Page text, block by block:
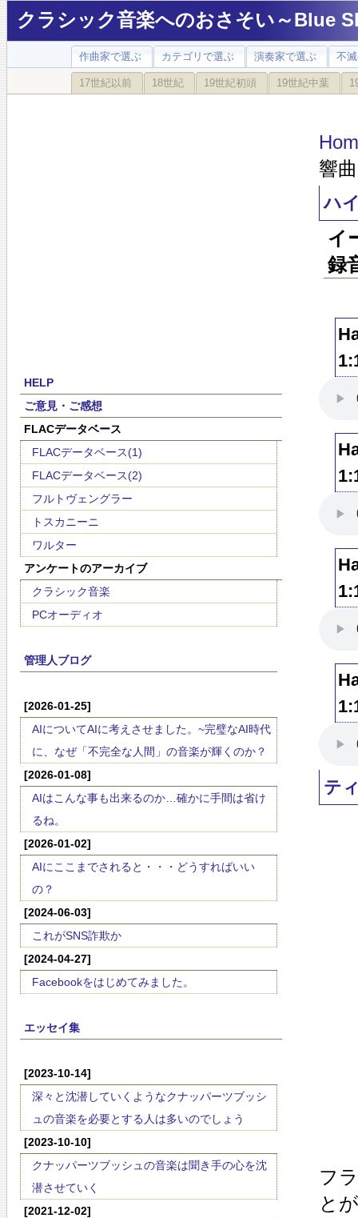
クラシック音楽へのおさそい～Blue
作曲家で選ぶ カテゴリで選ぶ 演奏家で選ぶ 不
17世紀以前 18世紀 19世紀初頭 19世紀中葉
HELP
ご意見・ご感想
FLACデータベース
FLACデータベース(1)
FLACデータベース(2)
フルトヴェングラー
トスカニーニ
ワルター
アンケートのアーカイブ
クラシック音楽
PCオーディオ
管理人ブログ
[2026-01-25]
AIについてAIに考えさせました。~完璧なAI時代
に、なぜ「不完全な人間」の音楽が輝くのか？
[2026-01-08]
AIはこんな事も出来るのか…確かに手間は省け
るね。
[2026-01-02]
AIにここまでされると・・・どうすればいい
の？
[2024-06-03]
これがSNS詐欺か
[2024-04-27]
Facebookをはじめてみました。
エッセイ集
[2023-10-14]
深々と沈潜していくようなクナッパーツブッシ
ュの音楽を必要とする人は多いのでしょう
[2023-10-10]
クナッパーツブッシュの音楽は聞き手の心を沈
潜させていく
[2021-12-02]
響
ハ
イ
録
テ
フ
と